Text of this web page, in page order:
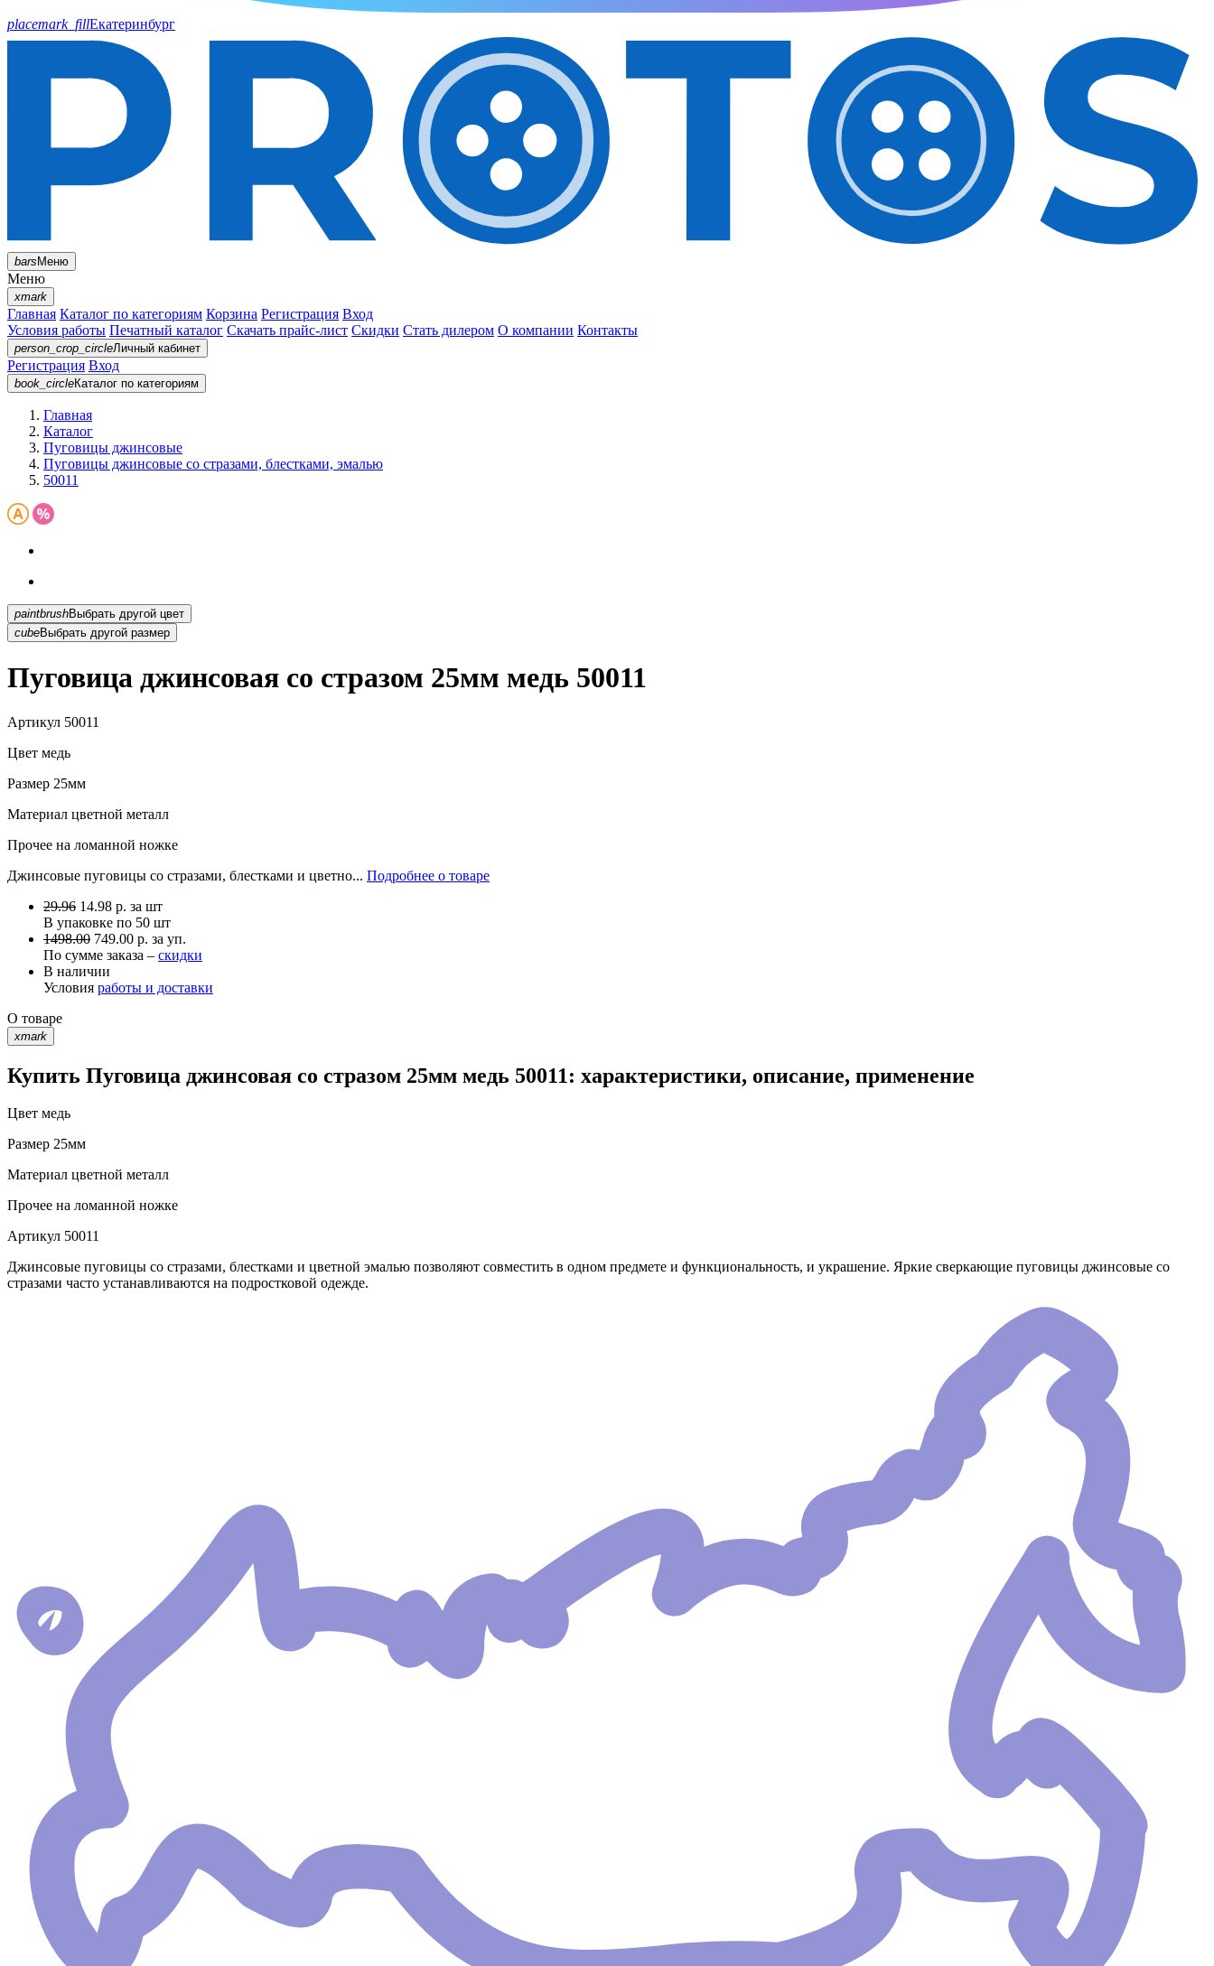
placemark_fillЕкатеринбург
barsМеню
Меню
xmark
Главная Каталог по категориям Корзина Регистрация Вход
Условия работы Печатный каталог Скачать прайс-лист Скидки Стать дилером О компании Контакты
person_crop_circleЛичный кабинет
Регистрация Вход
book_circleКаталог по категориям
Главная
Каталог
Пуговицы джинсовые
Пуговицы джинсовые со стразами, блестками, эмалью
50011
paintbrush
Выбрать другой цвет
cubeВыбрать другой размер
Пуговица джинсовая со стразом 25мм медь 50011
Артикул 50011
Цвет медь
Размер 25мм
Материал цветной металл
Прочее на ломанной ножке
Джинсовые пуговицы со стразами, блестками и цветно... Подробнее о товаре
29.96 14.98 р. за шт
В упаковке по 50 шт
1498.00 749.00 р. за уп.
По сумме заказа – скидки
В наличии
Условия работы и доставки
О товаре
xmark
Купить Пуговица джинсовая со стразом 25мм медь 50011: характеристики, описание, применение
Цвет медь
Размер 25мм
Материал цветной металл
Прочее на ломанной ножке
Артикул 50011
Джинсовые пуговицы со стразами, блестками и цветной эмалью позволяют совместить в одном предмете и функциональность, и украшение. Яркие сверкающие пуговицы джинсовые со
стразами часто устанавливаются на подростковой одежде.